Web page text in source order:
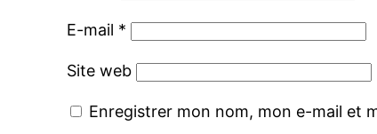
E-mail *
Site web
Enregistrer mon nom, mon e-mail et